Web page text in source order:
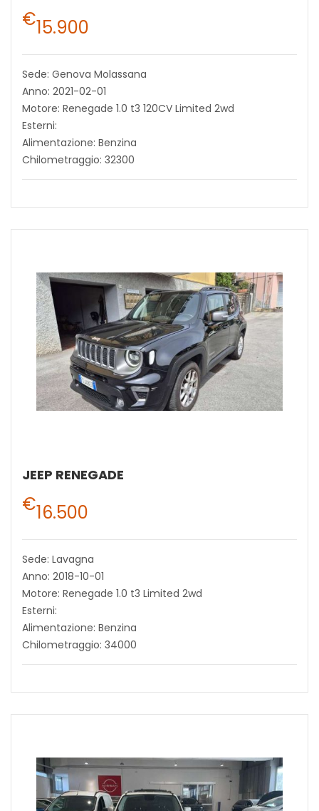
€15.900
Sede: Genova Molassana
Anno: 2021-02-01
Motore: Renegade 1.0 t3 120CV Limited 2wd
Esterni:
Alimentazione: Benzina
Chilometraggio: 32300
JEEP RENEGADE
€16.500
Sede: Lavagna
Anno: 2018-10-01
Motore: Renegade 1.0 t3 Limited 2wd
Esterni:
Alimentazione: Benzina
Chilometraggio: 34000